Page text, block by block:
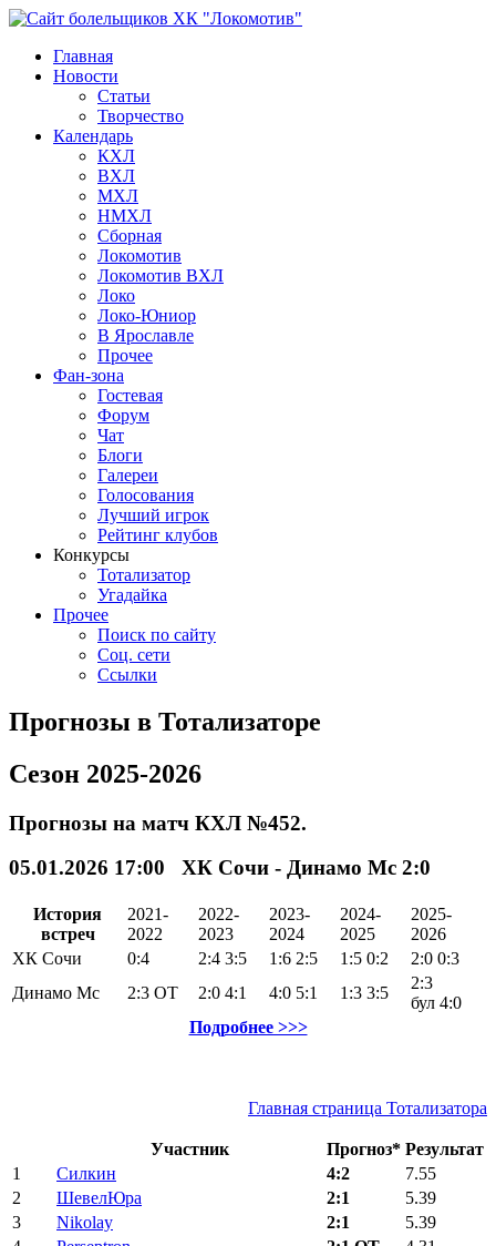
Главная
Новости
Статьи
Творчество
Календарь
КХЛ
ВХЛ
МХЛ
НМХЛ
Сборная
Локомотив
Локомотив ВХЛ
Локо
Локо-Юниор
В Ярославле
Прочее
Фан-зона
Гостевая
Форум
Чат
Блоги
Галереи
Голосования
Лучший игрок
Рейтинг клубов
Конкурсы
Тотализатор
Угадайка
Прочее
Поиск по сайту
Соц. сети
Ссылки
Прогнозы в Тотализаторе
Сезон 2025-2026
Прогнозы на матч КХЛ №452.
05.01.2026 17:00 ХК Сочи - Динамо Мс 2:0
История
встреч
2021-
2022
2022-
2023
2023-
2024
2024-
2025
2025-
2026
ХК Сочи
0:4 2:4 3:5 1:6 2:5 1:5 0:2 2:0 0:3
Динамо Мс
2:3 ОТ 2:0 4:1 4:0 5:1 1:3 3:5
2:3
бул 4:0
Подробнее >>>
Главная страница Тотализатора
Участник Прогноз* Результат
1
Силкин 4:2
7.55
2
ШевелЮра 2:1
5.39
3
Nikolay 2:1
5.39